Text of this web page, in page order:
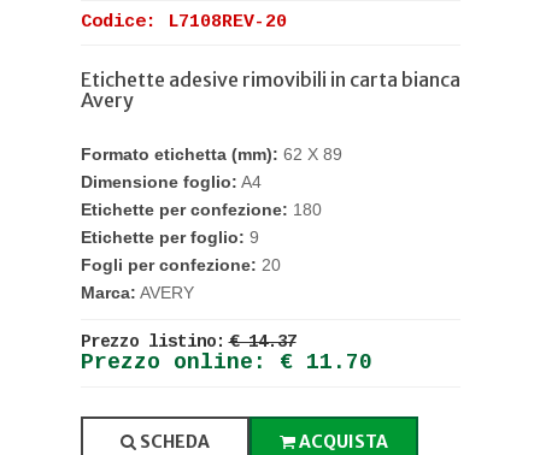
Codice: L7108REV-20
Etichette adesive rimovibili in carta bianca
Avery
Formato etichetta (mm): 62 X 89
Dimensione foglio: A4
Etichette per confezione: 180
Etichette per foglio: 9
Fogli per confezione: 20
Marca: AVERY
Prezzo listino: € 14.37
Prezzo online: € 11.70
SCHEDA ACQUISTA